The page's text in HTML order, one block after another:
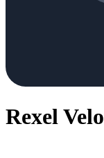
Rexel